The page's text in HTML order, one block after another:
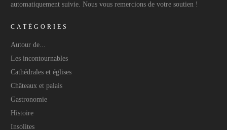
automatiquement suivie. Nous vous remercions de votre soutien !
CATÉGORIES
Autour de...
Les incontournables
Cathédrales et églises
Châteaux et palais
Gastronomie
Histoire
Insolites